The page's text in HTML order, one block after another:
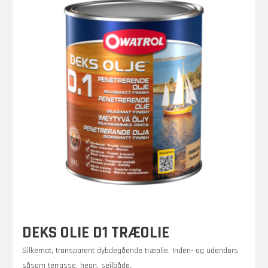
DEKS OLIE D1 TRÆOLIE
Silkemat, transparent dybdegående træolie. Inden- og udendørs
såsom terrasse, hegn, sejlbåde.